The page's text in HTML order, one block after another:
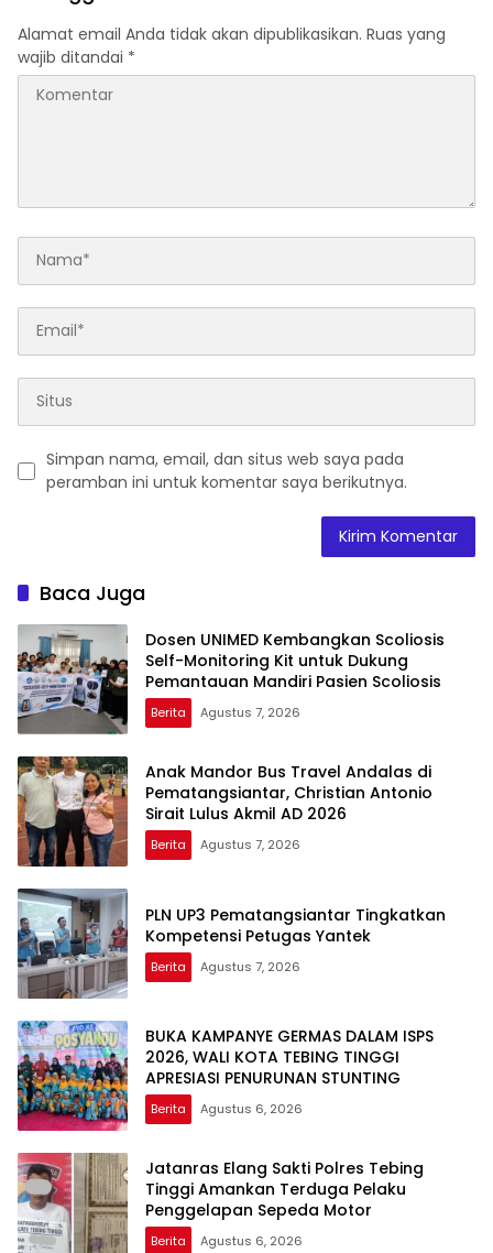
Alamat email Anda tidak akan dipublikasikan. Ruas yang
wajib ditandai *
Simpan nama, email, dan situs web saya pada
peramban ini untuk komentar saya berikutnya.
Baca Juga
Dosen UNIMED Kembangkan Scoliosis
Self-Monitoring Kit untuk Dukung
Pemantauan Mandiri Pasien Scoliosis
Berita Agustus 7, 2026
Anak Mandor Bus Travel Andalas di
Pematangsiantar, Christian Antonio
Sirait Lulus Akmil AD 2026
Berita Agustus 7, 2026
PLN UP3 Pematangsiantar Tingkatkan
Kompetensi Petugas Yantek
Berita Agustus 7, 2026
BUKA KAMPANYE GERMAS DALAM ISPS
2026, WALI KOTA TEBING TINGGI
APRESIASI PENURUNAN STUNTING
Berita Agustus 6, 2026
Jatanras Elang Sakti Polres Tebing
Tinggi Amankan Terduga Pelaku
Penggelapan Sepeda Motor
Berita Agustus 6, 2026